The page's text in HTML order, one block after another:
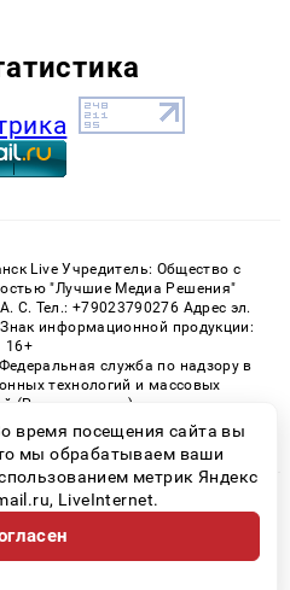
Live Учредитель: Общество с
"Лучшие Медиа Решения"
С. Тел.: +79023790276 Адрес эл.
Знак информационной продукции:
16+
служба по надзору в
технологий и массовых
(Роскомнадзор)
ЭЛ № ФС 77 - 82534 от 21.01.2022
| Все права защищены
сайта 16+
время посещения сайта вы
мы обрабатываем ваши
метрик Яндекс
LiveInternet.